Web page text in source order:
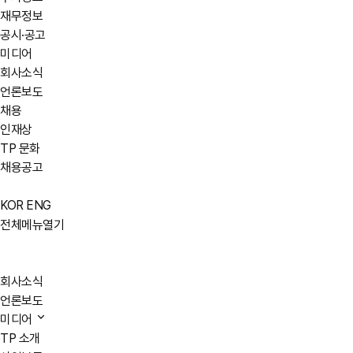
재무정보
공시·공고
미디어
회사소식
언론보도
채용
인재상
TP 문화
채용공고
KOR ENG
전체메뉴열기
회사소식
언론보도
미디어
TP 소개